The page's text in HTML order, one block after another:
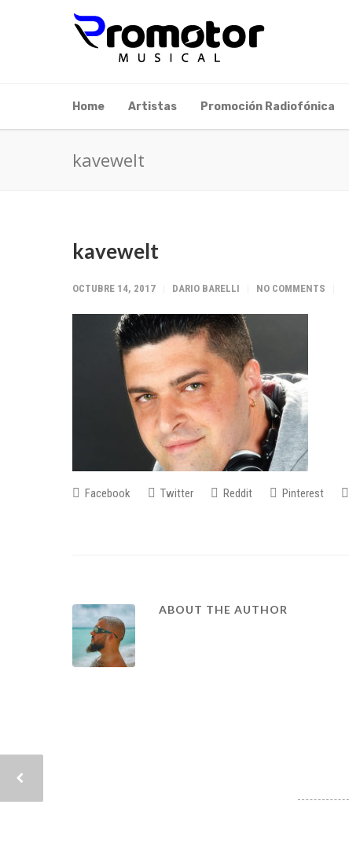
Home Artistas Promoción Radiofónica
kavewelt
kavewelt
OCTUBRE 14, 2017 DARIO BARELLI NO COMMENTS
Facebook Twitter Reddit Pinterest
ABOUT THE AUTHOR